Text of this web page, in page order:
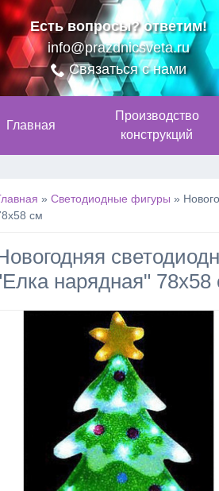
Есть вопросы? ответим!
info@prazdnicsveta.ru
Связаться с нами
Главная
Производство
конструкций
» Светодиодные фигуры »
см
нарядная" 78х58